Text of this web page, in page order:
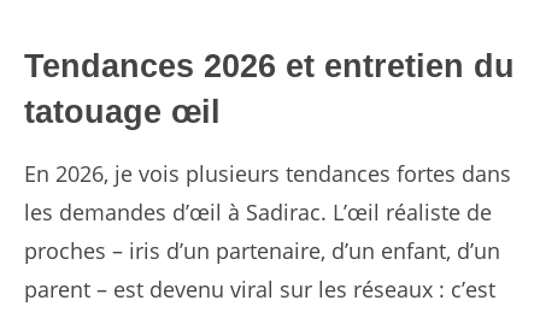
Tendances 2026 et entretien du
tatouage œil
En 2026, je vois plusieurs tendances fortes dans
les demandes d’œil à Sadirac. L’œil réaliste de
proches – iris d’un partenaire, d’un enfant, d’un
parent – est devenu viral sur les réseaux : c’est